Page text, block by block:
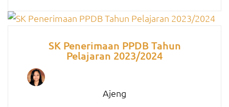
SK Penerimaan PPDB Tahun
Pelajaran 2023/2024
Ajeng